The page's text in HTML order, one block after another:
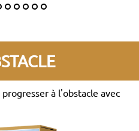
à l'obstacle avec